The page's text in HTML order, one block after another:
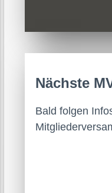
Nächste
Bald folgen